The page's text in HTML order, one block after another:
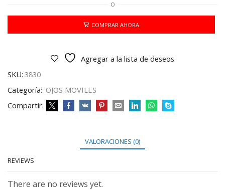
X50
cantidad
O
COMPRAR AHORA
Agregar a la lista de deseos
SKU: 3830
Categoría: OJOS MOVILES
Compartir:
VALORACIONES (0)
REVIEWS
There are no reviews yet.